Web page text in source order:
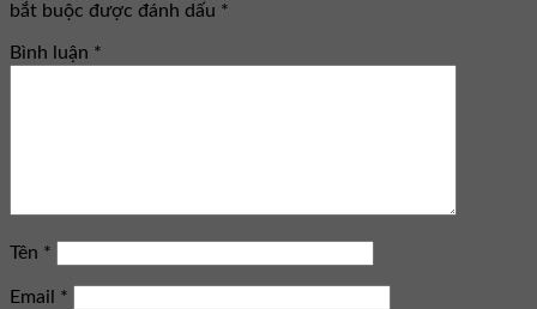
bắt buộc được đánh dấu *
Bình luận *
Tên *
Email *